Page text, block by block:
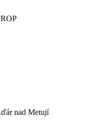
nad Metují